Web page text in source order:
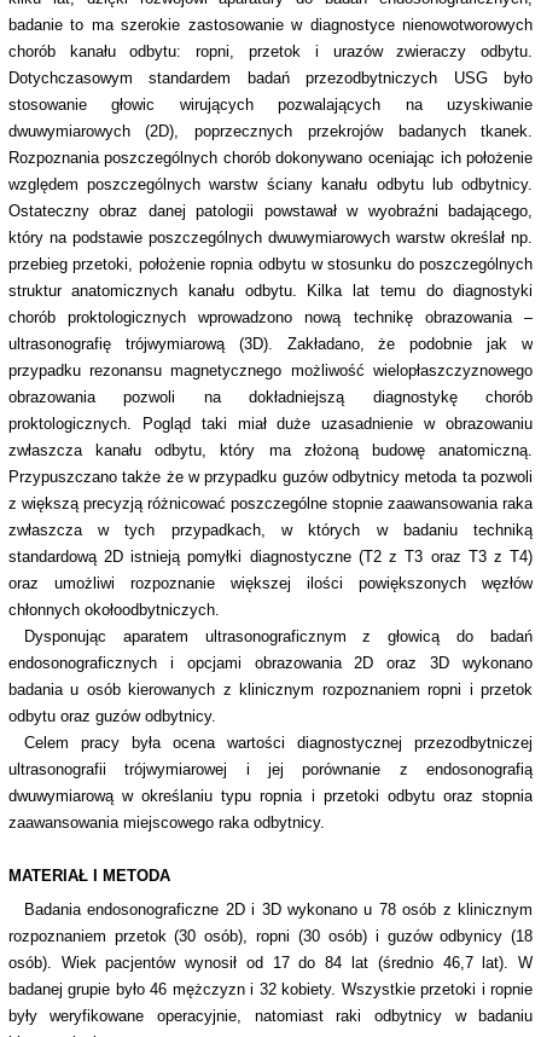
badanie to ma szerokie zastosowanie w diagnostyce nienowotworowych
chorób kanału odbytu: ropni, przetok i urazów zwieraczy odbytu.
Dotychczasowym standardem badań przezodbytniczych USG było
stosowanie głowic wirujących pozwalających na uzyskiwanie
dwuwymiarowych (2D), poprzecznych przekrojów badanych tkanek.
Rozpoznania poszczególnych chorób dokonywano oceniając ich położenie
względem poszczególnych warstw ściany kanału odbytu lub odbytnicy.
Ostateczny obraz danej patologii powstawał w wyobraźni badającego,
który na podstawie poszczególnych dwuwymiarowych warstw określał np.
przebieg przetoki, położenie ropnia odbytu w stosunku do poszczególnych
struktur anatomicznych kanału odbytu. Kilka lat temu do diagnostyki
chorób proktologicznych wprowadzono nową technikę obrazowania –
ultrasonografię trójwymiarową (3D). Zakładano, że podobnie jak w
przypadku rezonansu magnetycznego możliwość wielopłaszczyznowego
obrazowania pozwoli na dokładniejszą diagnostykę chorób
proktologicznych. Pogląd taki miał duże uzasadnienie w obrazowaniu
zwłaszcza kanału odbytu, który ma złożoną budowę anatomiczną.
Przypuszczano także że w przypadku guzów odbytnicy metoda ta pozwoli
z większą precyzją różnicować poszczególne stopnie zaawansowania raka
zwłaszcza w tych przypadkach, w których w badaniu techniką
standardową 2D istnieją pomyłki diagnostyczne (T2 z T3 oraz T3 z T4)
oraz umożliwi rozpoznanie większej ilości powiększonych węzłów
chłonnych okołoodbytniczych.
Dysponując aparatem ultrasonograficznym z głowicą do badań
endosonograficznych i opcjami obrazowania 2D oraz 3D wykonano
badania u osób kierowanych z klinicznym rozpoznaniem ropni i przetok
odbytu oraz guzów odbytnicy.
Celem pracy była ocena wartości diagnostycznej przezodbytniczej
ultrasonografii trójwymiarowej i jej porównanie z endosonografią
dwuwymiarową w określaniu typu ropnia i przetoki odbytu oraz stopnia
zaawansowania miejscowego raka odbytnicy.
MATERIAŁ I METODA
Badania endosonograficzne 2D i 3D wykonano u 78 osób z klinicznym
rozpoznaniem przetok (30 osób), ropni (30 osób) i guzów odbynicy (18
osób). Wiek pacjentów wynosił od 17 do 84 lat (średnio 46,7 lat). W
badanej grupie było 46 mężczyzn i 32 kobiety. Wszystkie przetoki i ropnie
były weryfikowane operacyjnie, natomiast raki odbytnicy w badaniu